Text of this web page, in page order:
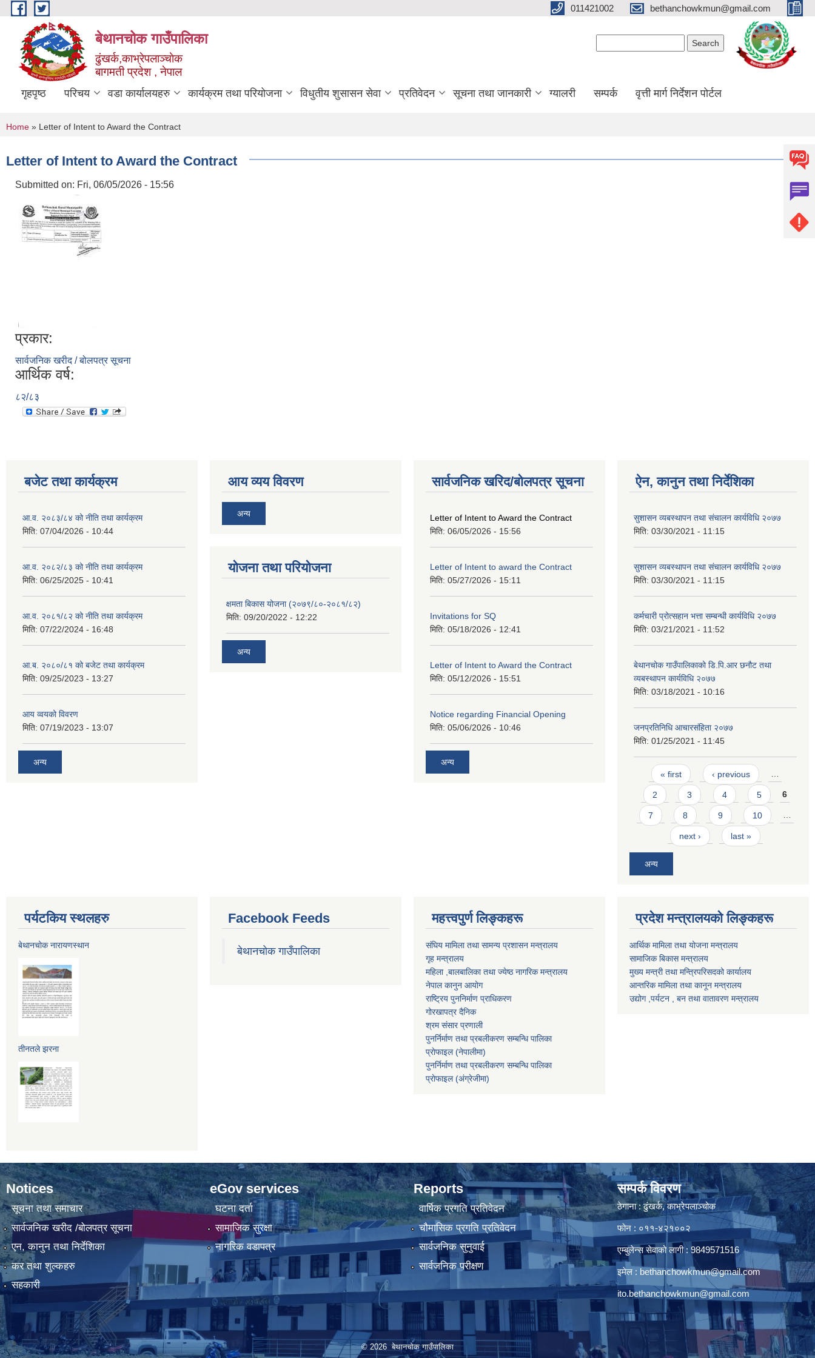
Skip to main content 011421002 bethanchowkmun@gmail.com
बेथानचोक गाउँपालिका
ढुंखर्क,काभ्रेपलाञ्चाेक
बागमती प्रदेश , नेपाल
गृहपृष्ठ परिचय वडा कार्यालयहरु कार्यक्रम तथा परियोजना विधुतीय शुसासन सेवा प्रतिवेदन सूचना तथा जानकारी ग्यालरी सम्पर्क वृत्ती मार्ग निर्देशन पोर्टल
You are here
Home » Letter of Intent to Award the Contract
Letter of Intent to Award the Contract
Submitted on: Fri, 06/05/2026 - 15:56
प्रकार:
सार्वजनिक खरीद / बोलपत्र सूचना
आर्थिक वर्ष:
८२/८३
बजेट तथा कार्यक्रम
आ.व. २०८३/८४ को नीति तथा कार्यक्रम
मिति: 07/04/2026 - 10:44
आ.व. २०८२/८३ को नीति तथा कार्यक्रम
मिति: 06/25/2025 - 10:41
आ.व. २०८१/८२ को नीति तथा कार्यक्रम
मिति: 07/22/2024 - 16:48
आ.ब. २०८०/८१ को बजेट तथा कार्यक्रम
मिति: 09/25/2023 - 13:27
आय व्वयको विवरण
मिति: 07/19/2023 - 13:07
अन्य
आय व्यय विवरण
अन्य
याेजना तथा परियाेजना
क्षमता बिकास योजना (२०७९/८०-२०८१/८२)
मिति: 09/20/2022 - 12:22
अन्य
सार्वजनिक खरिद/बोलपत्र सूचना
Letter of Intent to Award the Contract
मिति: 06/05/2026 - 15:56
Letter of Intent to award the Contract
मिति: 05/27/2026 - 15:11
Invitations for SQ
मिति: 05/18/2026 - 12:41
Letter of Intent to Award the Contract
मिति: 05/12/2026 - 15:51
Notice regarding Financial Opening
मिति: 05/06/2026 - 10:46
अन्य
ऐन, कानुन तथा निर्देशिका
सुशासन व्यबस्थापन तथा संचालन कार्यविधि २०७७
मिति: 03/30/2021 - 11:15
सुशासन व्यबस्थापन तथा संचालन कार्यविधि २०७७
मिति: 03/30/2021 - 11:15
कर्मचारी प्रोत्सहान भत्ता सम्बन्धी कार्यविधि २०७७
मिति: 03/21/2021 - 11:52
बेथानचोक गाउँपालिकाको डि.पि.आर छनौट तथा
व्यबस्थापन कार्यविधि २०७७
मिति: 03/18/2021 - 10:16
जनप्रतिनिधि आचारसंहिता २०७७
मिति: 01/25/2021 - 11:45
Pages
« first ‹ previous …
2 3 4 5 6
7 8 9 10 …
next › last »
अन्य
पर्यटकिय स्थलहरु
बेथानचोक नारायणस्थान
तीनतले झरना
Facebook Feeds
बेथानचोक गाउँपालिका
महत्त्वपुर्ण लिङ्कहरू
संघिय मामिला तथा सामन्य प्रशासन मन्त्रालय
गृह मन्त्रालय
महिला ,बालबालिका तथा ज्येष्ठ नागरिक मन्त्रालय
नेपाल कानुन आयोग
राष्ट्रिय पुननिर्माण प्राधिकरण
गोरखापत्र दैनिक
श्रम संसार प्रणाली
पुनर्निर्माण तथा प्रबलीकरण सम्बन्धि पालिका
प्राेफाइल (नेपालीमा)
पुनर्निर्माण तथा प्रबलीकरण सम्बन्धि पालिका
प्राेफाइल(अंग्रेजीमा)
प्रदेश मन्त्रालयको लिङ्कहरू
आर्थिक मामिला तथा योजना मन्त्रालय
सामाजिक बिकास मन्त्रालय
मुख्य मन्त्री तथा मन्त्रिपरिसदको कार्यालय
आन्तरिक मामिला तथा कानून मन्त्रालय
उद्योग ,पर्यटन , बन तथा वातावरण मन्त्रालय
Notices
सूचना तथा समाचार
सार्वजनिक खरीद /बोलपत्र सूचना
एन, कानुन तथा निर्देशिका
कर तथा शुल्कहरु
सहकारी
eGov services
घटना दर्ता
सामाजिक सुरक्षा
नागरिक वडापत्र
Reports
वार्षिक प्रगति प्रतिवेदन
चौमासिक प्रगति प्रतिवेदन
सार्वजनिक सुनुवाई
सार्वजनिक परीक्षण
सम्पर्क विवरण
ठेगाना : ढुंखर्क, काभ्रेपलाञ्चोक
फोन : ०११-४२१००२
एम्बुलेन्स सेवाको लागी : 9849571516
इमेल : bethanchowkmun@gmail.com
ito.bethanchowkmun@gmail.com
© 2026 बेथानचोक गाउँपालिका